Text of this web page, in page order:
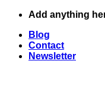
Skip
content
Add anything
Blog
Contact
Newsletter